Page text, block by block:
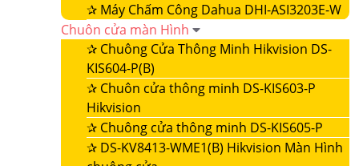
✰ Máy Chấm Công Dahua DHI-ASI3203E-W
Chuôn cửa màn Hình
✰ Chuông Cửa Thông Minh Hikvision DS-
KIS604-P(B)
✰ Chuôn cửa thông minh DS-KIS603-P
Hikvision
✰ Chuông cửa thông minh DS-KIS605-P
✰ DS-KV8413-WME1(B) Hikvision Màn Hình